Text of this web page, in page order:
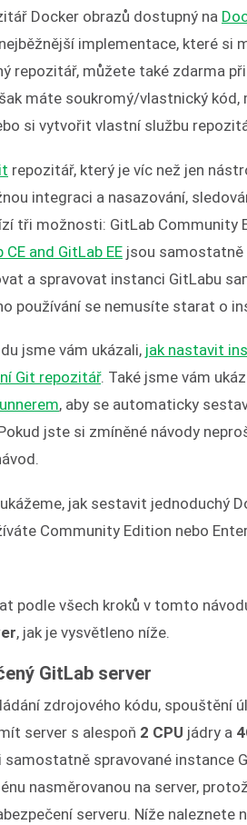
Docker obrazů dostupný na
implementace, které
repozitář, můžete také zdarma
máte soukromý/vlastnický
si vytvořit vlastní službu
repozitář, který je víc než jen
integraci a nasazování,
tři možnosti: GitLab Community
CE and GitLab EE jsou samostatně
a spravovat instanci GitLabu
používání se nemusíte starat o
jsme vám ukázali, jak nastavit
Git repozitář. Také jsme vám
, aby se automaticky
jste si zmíněné návody
jak sestavit jednoduchý
Community Edition nebo
podle všech kroků v tomto
, jak je vysvětleno níže.
GitLab server
zdrojového kódu, spouštění
server s alespoň 2 CPU jádry a
samostatně spravované instance
nasměrovanou na server,
serveru. Níže naleznete